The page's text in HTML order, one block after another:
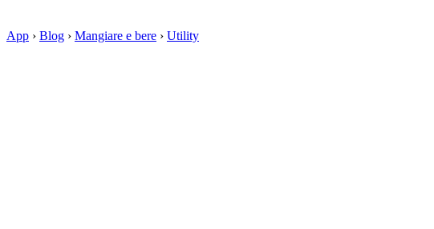
App › Blog › Mangiare e bere › Utility